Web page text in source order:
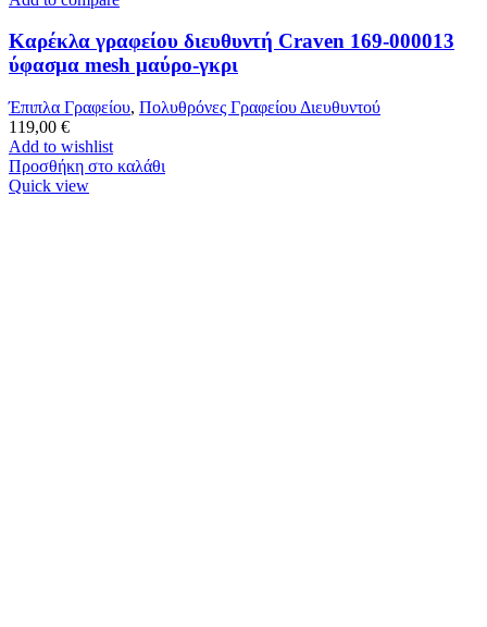
Καρέκλα γραφείου διευθυντή Craven 169-000013
ύφασμα mesh μαύρο-γκρι
Έπιπλα Γραφείου, Πολυθρόνες Γραφείου Διευθυντού
119,00 €
Add to wishlist
Προσθήκη στο καλάθι
Quick view